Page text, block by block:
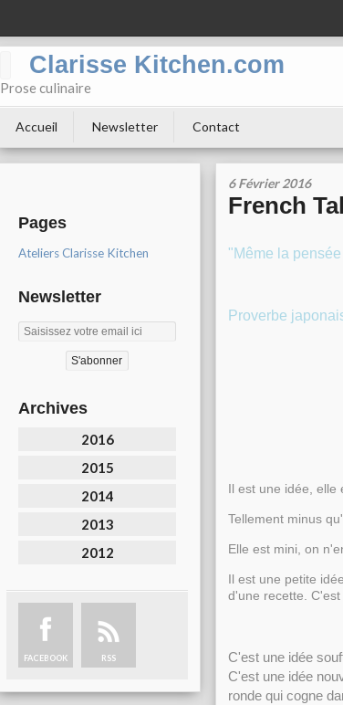
Clarisse Kitchen.com
Prose culinaire
Accueil Newsletter Contact
Pages
Ateliers Clarisse Kitchen
Newsletter
Archives
2016
2015
2014
2013
2012
FACEBOOK RSS
6 Février 2016
French
"Même la
Proverbe
Il est une idée, elle
Tellement minus
Elle est mini, on
Il est une petite
d'une recette.
C'est une idée
C'est une idée
ronde qui cogne